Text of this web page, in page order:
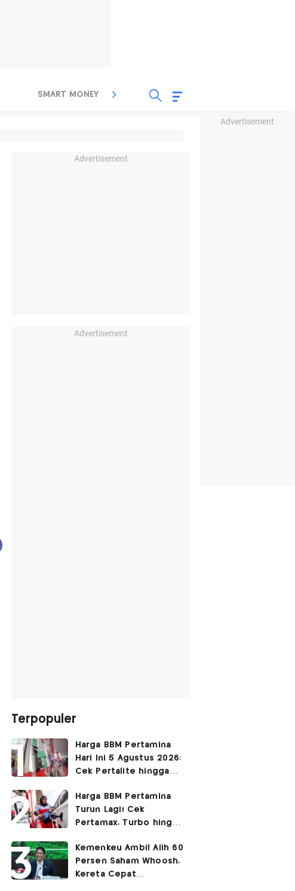
Advertisement
SMART MONEY INSPIRASI BISNIS
Advertisement
Advertisement
Terpopuler
Harga BBM Pertamina
Hari Ini 5 Agustus 2026:
Cek Pertalite hingga
Turun
Harga BBM Pertamina
Turun Lagi! Cek
Pertamax, Turbo hingga
Agustus 2026
Kemenkeu Ambil Alih 60
Persen Saham Whoosh,
Kereta Cepat